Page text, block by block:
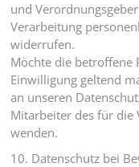
und
Verarbeitung
widerrufen.
Möchte die betroffene
Einwilligung geltend
an unseren
Mitarbeiter des für die
wenden.
10. Datenschutz bei